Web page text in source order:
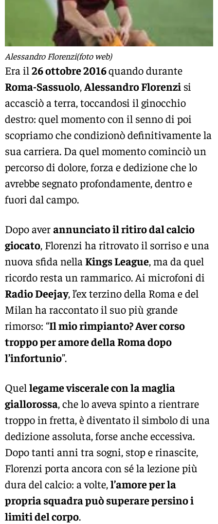
Alessandro Florenzi(foto web)
Era il 26 ottobre 2016quando durante
Roma-Sassuolo,Alessandro Florenzi si
accasciò a terra, toccandosi il ginocchio
destro: quel momento con il senno di poi
scopriamo che condizionò definitivamente la
sua carriera. Da quel momento cominciò un
percorso di dolore, forza e dedizione che lo
avrebbe segnato profondamente, dentro e
fuori dal campo.
Dopo averannunciato il ritiro dal calcio
giocato, Florenzi ha ritrovato il sorriso e una
nuova sfida nella Kings League, ma da quel
ricordo resta un rammarico. Ai microfoni di
Radio Deejay, l’ex terzino della Roma e del
Milan ha raccontato il suo più grande
rimorso: “Il mio rimpianto? Aver corso
troppo per amore della Roma dopo
l’infortunio”.
Quel legame viscerale con la maglia
giallorossa, che lo aveva spinto a rientrare
troppo in fretta, è diventato il simbolo di una
dedizione assoluta, forse anche eccessiva.
Dopo tanti anni tra sogni, stop e rinascite,
Florenzi porta ancora con sé la lezione più
dura del calcio: a volte,l’amore per la
propria squadra può superare persino i
limiti del corpo.